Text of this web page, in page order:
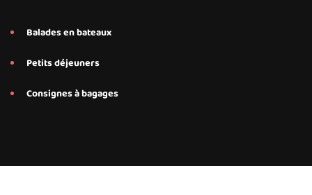
Balades en bateaux
Petits déjeuners
Consignes à bagages